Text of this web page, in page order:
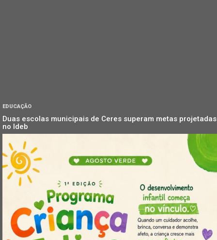
EDUCAÇÃO
Duas escolas municipais de Ceres superam metas projetadas
no Ideb